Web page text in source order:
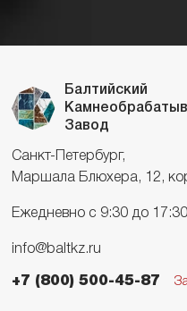
Балтийский
Завод
Санкт-Петербург,
Маршала Блюхера, 12,
Ежедневно с 9:30 до 17:30
info@baltkz.ru
+7 (800) 500-45-87